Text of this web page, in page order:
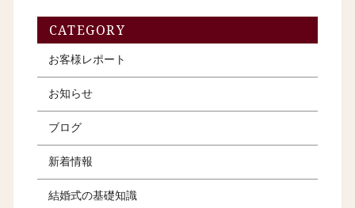
CATEGORY
お客様レポート
お知らせ
ブログ
新着情報
結婚式の基礎知識